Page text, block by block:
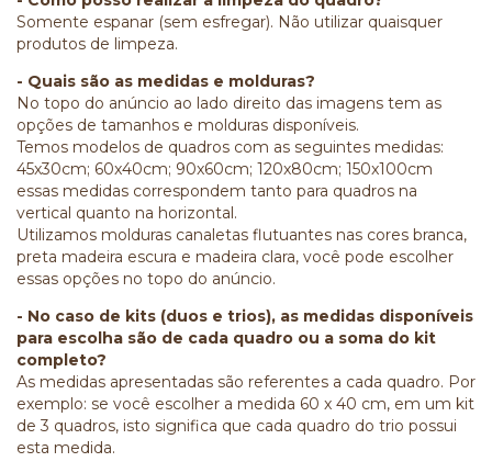
Somente espanar (sem esfregar). Não utilizar quaisquer
produtos de limpeza.
- Quais são as medidas e molduras?
No topo do anúncio ao lado direito das imagens tem as
opções de tamanhos e molduras disponíveis.
Temos modelos de quadros com as seguintes medidas:
45x30cm; 60x40cm; 90x60cm; 120x80cm; 150x100cm
essas medidas correspondem tanto para quadros na
vertical quanto na horizontal.
Utilizamos molduras canaletas flutuantes nas cores branca,
preta madeira escura e madeira clara, você pode escolher
essas opções no topo do anúncio.
- No caso de kits (duos e trios), as medidas disponíveis
para escolha são de cada quadro ou a soma do kit
completo?
As medidas apresentadas são referentes a cada quadro. Por
exemplo: se você escolher a medida 60 x 40 cm, em um kit
de 3 quadros, isto significa que cada quadro do trio possui
esta medida.